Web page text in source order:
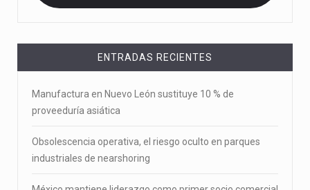
ENTRADAS RECIENTES
Manufactura en Nuevo León sustituye 10 % de
proveeduría asiática
Obsolescencia operativa, el riesgo oculto en parques
industriales de nearshoring